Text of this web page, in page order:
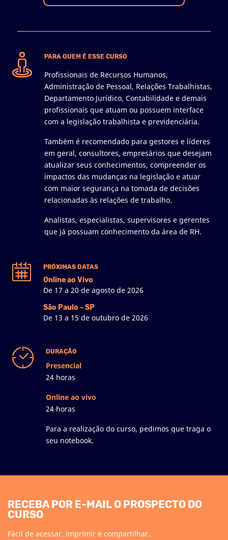
PARA QUEM É ESSE CURSO
Profissionais de Recursos Humanos,
Administração de Pessoal, Relações Trabalhistas,
Departamento Jurídico, Contabilidade e demais
profissionais que atuam ou possuem interface
com a legislação trabalhista e previdenciária.
Também é recomendado para gestores e líderes
em geral, consultores, empresários que desejam
atualizar seus conhecimentos, compreender os
impactos das mudanças na legislação e atuar
com maior segurança na tomada de decisões
relacionadas às relações de trabalho.
Analistas, especialistas, supervisores e gerentes
que já possuam conhecimento da área de RH.
PRÓXIMAS DATAS
Online ao Vivo
De 17 a 20 de agosto de 2026
São Paulo - SP
De 13 a 15 de outubro de 2026
DURAÇÃO
Presencial
24 horas
Online ao vivo
24 horas
Para a realização do curso, pedimos que traga o
seu notebook.
RECEBA POR E-MAIL O PROSPECTO DO
CURSO
Fácil de acessar, imprimir e compartilhar.